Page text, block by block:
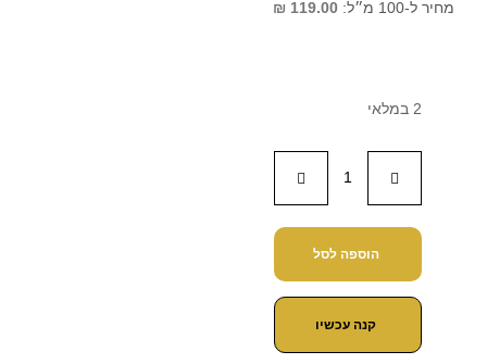
מחיר ל-100 מ״ל: 119.00
₪
2 במלאי
הוספה לסל
קנה עכשיו